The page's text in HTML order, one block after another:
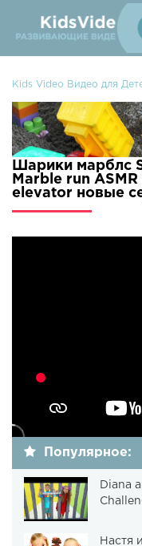
Kids Video Видео для
Шарики марблс
Marble run
elevator новые
Популярное:
Diana
Настя